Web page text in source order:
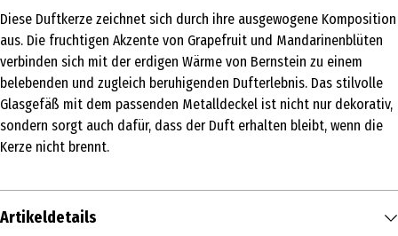
Diese Duftkerze zeichnet sich durch ihre ausgewogene Komposition
aus. Die fruchtigen Akzente von Grapefruit und Mandarinenblüten
verbinden sich mit der erdigen Wärme von Bernstein zu einem
belebenden und zugleich beruhigenden Dufterlebnis. Das stilvolle
Glasgefäß mit dem passenden Metalldeckel ist nicht nur dekorativ,
sondern sorgt auch dafür, dass der Duft erhalten bleibt, wenn die
Kerze nicht brennt.
Artikeldetails